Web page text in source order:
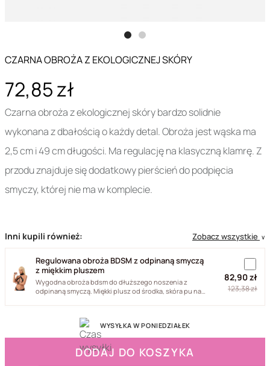
CZARNA OBROŻA Z EKOLOGICZNEJ SKÓRY
72,85 zł
Czarna obroża z ekologicznej skóry bardzo solidnie
wykonana z dbałością o każdy detal. Obroża jest wąska ma
2,5 cm i 49 cm długości. Ma regulację na klasyczną klamrę. Z
przodu znajduje się dodatkowy pierścień do podpięcia
smyczy, której nie ma w komplecie.
Inni kupili również: Zobacz wszystkie ∨
Regulowana obroża BDSM z odpinaną smyczą
z miękkim pluszem
Wygodna obroża bdsm do dłuższego noszenia z
odpinaną smyczą. Miękki plusz od środka, skóra pu na
82,90 zł
123,38 zł
WYSYŁKA W PONIEDZIAŁEK
DODAJ DO KOSZYKA